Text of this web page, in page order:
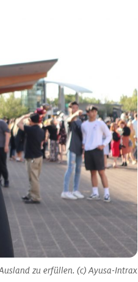
zu erfüllen. (c) Ayusa-Intrax